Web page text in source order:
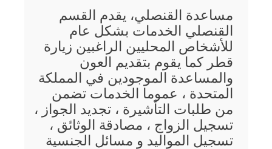
مساعدة القنصلي، يقدم القسم
القنصلي الخدمات بشكل عام
للأشخاص المحليين الراغبين زيارة
قطر كما يقوم بتقديم العون
والمساعدة الموجودين في المملكة
المتحدة ، عموما الخدمات تضمن
من طلبات التأشيرة ، تجديد الجواز ،
تسجيل الزواج ، مصادقة الوثائق ،
تسجيل المواليد و مسائل الجنسية